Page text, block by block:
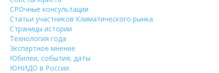
СРОчные консультации
Статьи участников Климатического рынка
Страницы истории
Технология года
Экспертное мнение
Юбилеи, события, даты
ЮНИДО в России